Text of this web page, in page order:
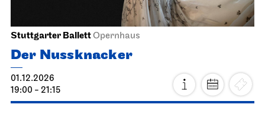
Guten Morgen, Schnee!
15.11.2026
11:30 - 12:00